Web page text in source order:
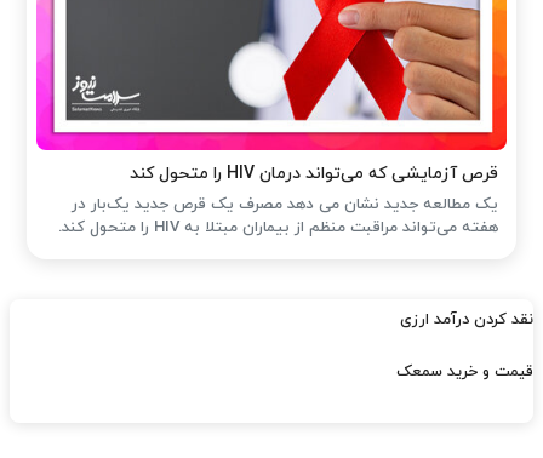
قرص آزمایشی که می‌تواند درمان HIV را متحول کند
یک مطالعه جدید نشان می دهد مصرف یک قرص جدید یک‌بار در
هفته می‌تواند مراقبت منظم از بیماران مبتلا به HIV را متحول کند.
نقد کردن درآمد ارزی
قیمت و خرید سمعک